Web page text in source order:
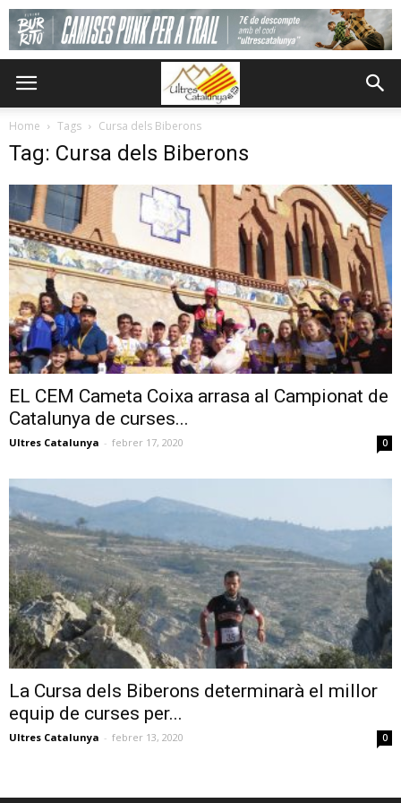
Home Tags Cursa dels Biberons
Tag: Cursa dels Biberons
EL CEM Cameta Coixa arrasa al Campionat de
Catalunya de curses...
Ultres Catalunya - febrer 17, 2020 0
La Cursa dels Biberons determinarà el millor
equip de curses per...
Ultres Catalunya - febrer 13, 2020 0